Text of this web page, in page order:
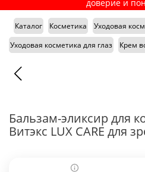
доверие и
Каталог Косметика
Уходовая
Уходовая косметика для глаз
Крем
Бальзам-эликсир для
Витэкс LUX CARE для